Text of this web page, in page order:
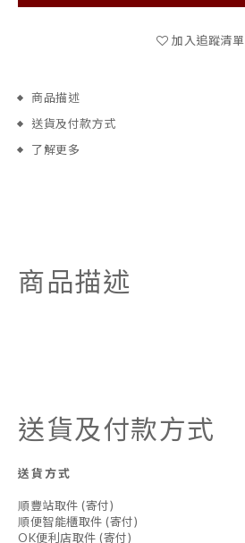
加入追蹤清單
商品描述
送貨及付款方式
了解更多
商品描述
送貨及付款方式
送貨方式
順豐站取件 (寄付)
順便智能櫃取件 (寄付)
OK便利店取件 (寄付)